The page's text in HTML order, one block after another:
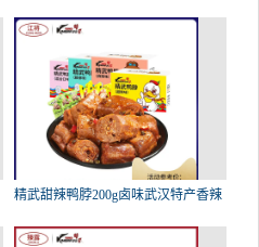
精武甜辣鸭脖200g卤味武汉特产香辣